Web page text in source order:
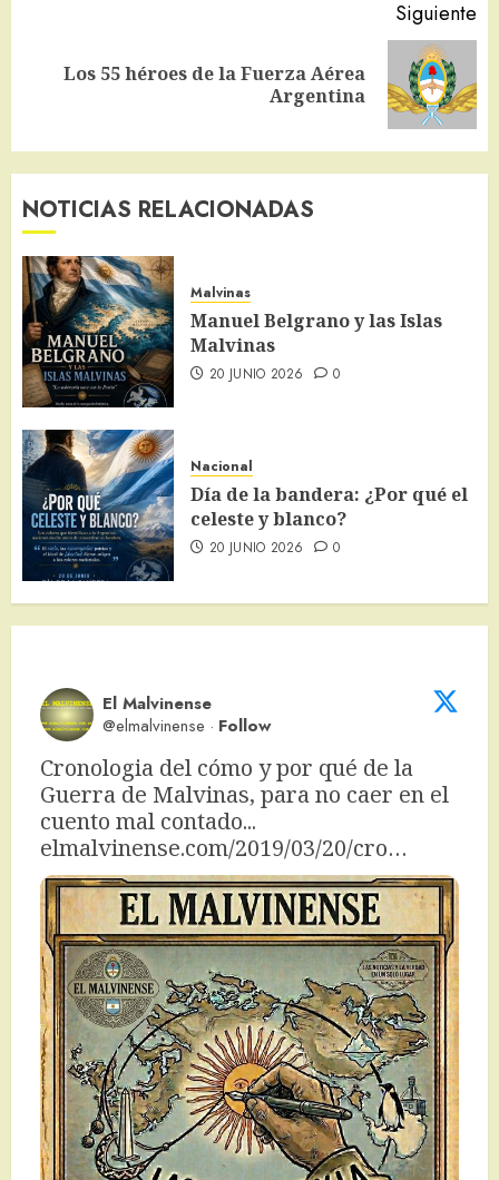
Siguiente
Siguiente
Los 55 héroes de la Fuerza Aérea
Argentina
NOTICIAS RELACIONADAS
Malvinas
Manuel Belgrano y las Islas
Malvinas
20 JUNIO 2026 0
Nacional
Día de la bandera: ¿Por qué el
celeste y blanco?
20 JUNIO 2026 0
El Malvinense
@elmalvinense · Follow
Cronologia del cómo y por qué de la
Guerra de Malvinas, para no caer en el
elmalvinense.com/2019/03/20/cro…